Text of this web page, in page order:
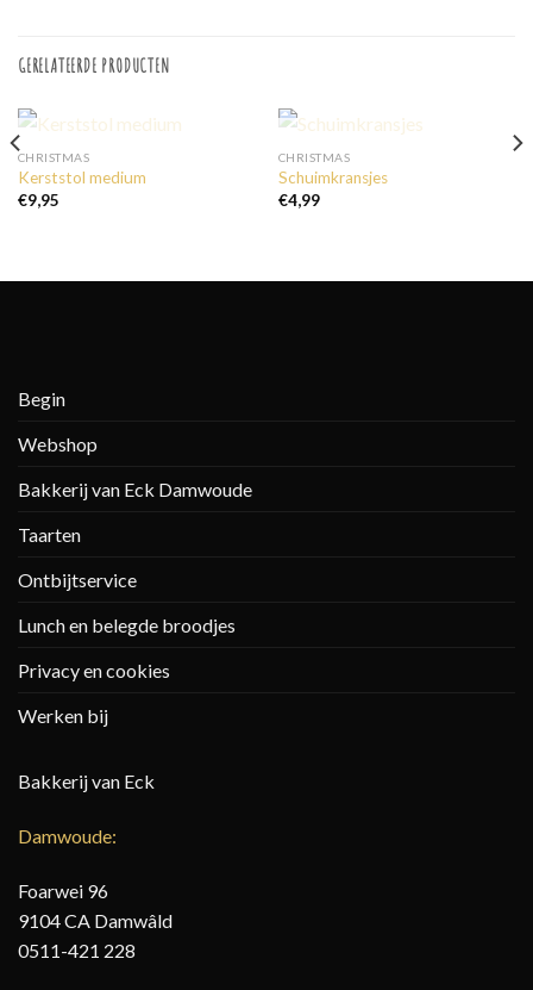
GERELATEERDE PRODUCTEN
UITVERKOCHT
CHRISTMAS
Kerststol medium
€9,95
UITVERKOCHT
CHRISTMAS
Schuimkransjes
€4,99
Begin
Webshop
Bakkerij van Eck Damwoude
Taarten
Ontbijtservice
Lunch en belegde broodjes
Privacy en cookies
Werken bij
Bakkerij van Eck
Damwoude:
Foarwei 96
9104 CA Damwâld
0511-421 228